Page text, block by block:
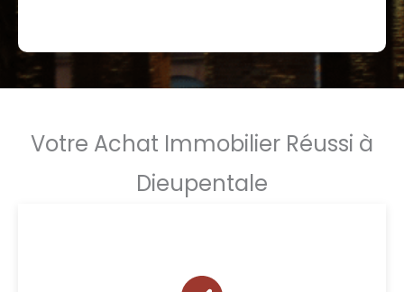
Votre Achat Immobilier Réussi à
Dieupentale